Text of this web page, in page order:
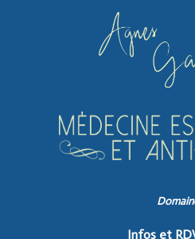
Infos et